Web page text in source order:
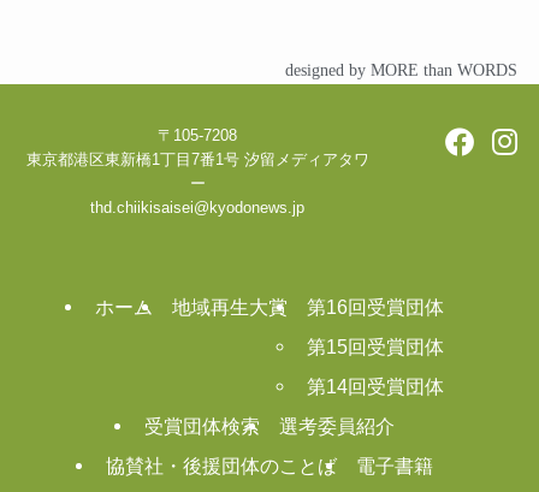
designed by MORE than WORDS
〒105-7208
東京都港区東新橋1丁目7番1号 汐留メディアタワ
ー
thd.chiikisaisei@kyodonews.jp
ホーム 地域再生大賞
第16回受賞団体
第15回受賞団体
第14回受賞団体
受賞団体検索
選考委員紹介
協賛社・後援団体のことば
電子書籍